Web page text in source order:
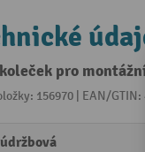
pro
156970 | EAN/GTIN: